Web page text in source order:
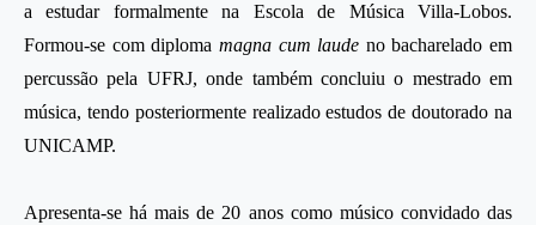
a estudar formalmente na Escola de Música Villa-Lobos.
Formou-se com diploma magna cum laude no bacharelado em
percussão pela UFRJ, onde também concluiu o mestrado em
música, tendo posteriormente realizado estudos de doutorado na
UNICAMP.
Apresenta-se há mais de 20 anos como músico convidado das